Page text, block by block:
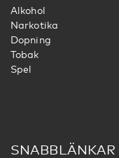
Alkohol
Narkotika
Dopning
Tobak
Spel
SNABBLÄNKAR